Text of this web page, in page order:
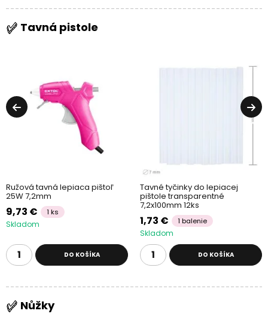
Tavná pistole
Ružová tavná lepiaca pištoľ
25W 7,2mm
9,73 € 1 ks
Skladom
DO KOŠÍKA
Tavné tyčinky do lepiacej
pištole transparentné
7,2x100mm 12ks
1,73 € 1 balenie
Skladom
DO KOŠÍKA
Nůžky